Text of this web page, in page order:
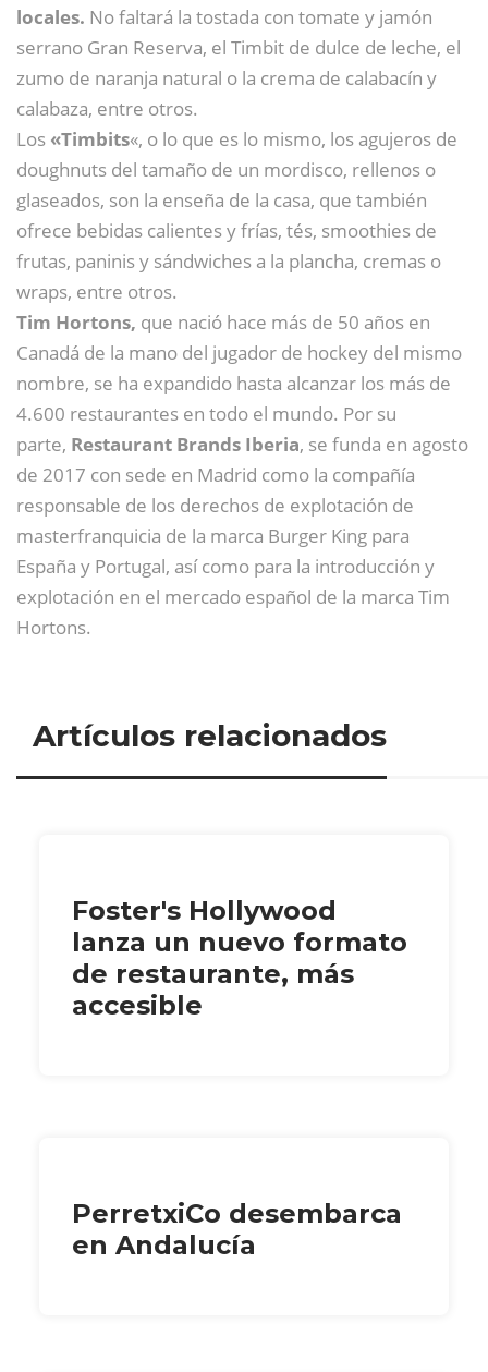
locales. No faltará la tostada con tomate y jamón
serrano Gran Reserva, el Timbit de dulce de leche, el
zumo de naranja natural o la crema de calabacín y
calabaza, entre otros.
Los «Timbits«, o lo que es lo mismo, los agujeros de
doughnuts del tamaño de un mordisco, rellenos o
glaseados, son la enseña de la casa, que también
ofrece bebidas calientes y frías, tés, smoothies de
frutas, paninis y sándwiches a la plancha, cremas o
wraps, entre otros.
Tim Hortons, que nació hace más de 50 años en
Canadá de la mano del jugador de hockey del mismo
nombre, se ha expandido hasta alcanzar los más de
4.600 restaurantes en todo el mundo. Por su
parte, Restaurant Brands Iberia, se funda en agosto
de 2017 con sede en Madrid como la compañía
responsable de los derechos de explotación de
masterfranquicia de la marca Burger King para
España y Portugal, así como para la introducción y
explotación en el mercado español de la marca Tim
Hortons.
Artículos relacionados
Foster's Hollywood
lanza un nuevo formato
de restaurante, más
accesible
PerretxiCo desembarca
en Andalucía